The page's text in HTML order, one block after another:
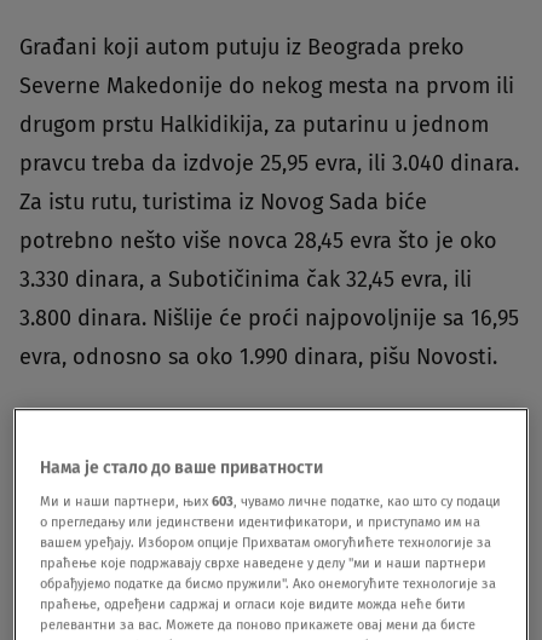
Građani koji autom putuju iz Beograda preko
Severne Makedonije do nekog mesta na prvom ili
drugom prstu Halkidikija, za putarinu u jednom
pravcu treba da izdvoje 25,95 evra, ili 3.040 dinara.
Za istu rutu, turistima iz Novog Sada biće
potrebno nešto više novca 28,45 evra što je oko
3.330 dinara, a Subotičinima čak 32,45 evra, ili
3.800 dinara. Nišlije će proći najpovoljnije sa 16,95
evra, odnosno sa oko 1.990 dinara, pišu Novosti.
će platiti 36,25 evra, odnosno oko 4.250 dinara, a
ukoliko letuju na Tasosu, putarina do Kavale će ih
koštati 31,55 evra ili oko 3.700 dinara. Od Beograda
do Atine potrebno je izdvojiti 58,65 evra, što je
6.870 dinara.
Нама је стало до ваше приватности
Ми и наши партнери, њих603, чувамо личне податке, као што су подаци
о прегледању или јединствени идентификатори, и приступамо им на
вашем уређају. Избором опције Прихватам омогућићете технологије за
праћење које подржавају сврхе наведене у делу "ми и наши партнери
обрађујемо податке да бисмо пружили". Ако онемогућите технологије за
праћење, одређени садржај и огласи које видите можда неће бити
релевантни за вас. Можете да поново прикажете овај мени да бисте